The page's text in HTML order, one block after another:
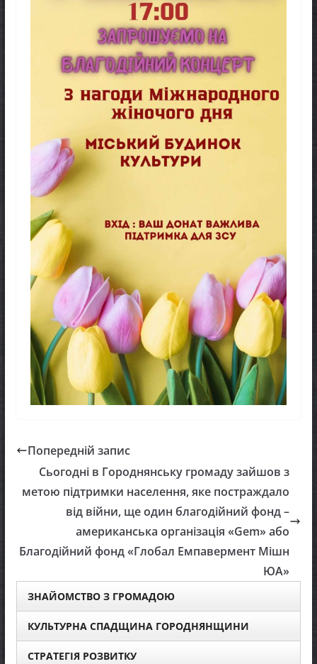
Попередній запис
Сьогодні в Городнянську громаду зайшов з
метою підтримки населення, яке постраждало
від війни, ще один благодійний фонд –
американська організація «Gem» або
Благодійний фонд «Глобал Емпавермент Мішн
ЮА»
ЗНАЙОМСТВО З ГРОМАДОЮ
КУЛЬТУРНА СПАДЩИНА ГОРОДНЯНЩИНИ
СТРАТЕГІЯ РОЗВИТКУ